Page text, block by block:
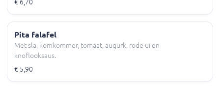
€ 6,70
Pita falafel
Met sla, komkommer, tomaat, augurk, rode ui en
knoflooksaus.
€ 5,90